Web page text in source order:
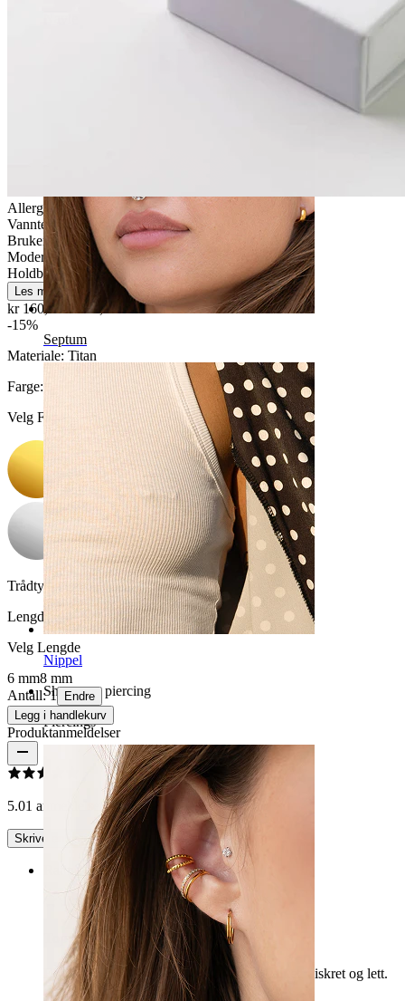
Septum
Nippel
Shop etter piercing
Piercings
Allergivennlig
Vanntett
Brukervennligt
Moderat bruk
Holdbar
Les mer
kr 160,65
kr 189,00
-15%
Materiale: Titan
Farge:
Velg Farge
Trådtykkelse:
1,2 mm
Lengde :
Velg Lengde
6 mm8 mm
Antall: 1
Endre
Legg i handlekurv
Produktanmeldelser
5.01 anmeldelser
Skrive en omtale
Rating
Toppen!
Et superb smykke! Lett å ta på, super kvalitet, diskret og lett.
Takk for denne artikkelen.